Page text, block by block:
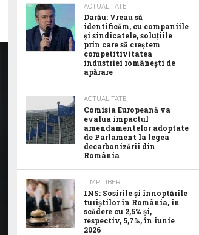
ACTUALITATE
Darău: Vreau să
identificăm, cu companiile
și sindicatele, soluțiile
prin care să creștem
competitivitatea
industriei românești de
apărare
ACTUALITATE
Comisia Europeană va
evalua impactul
amendamentelor adoptate
de Parlament la legea
decarbonizării din
România
TIMP LIBER
INS: Sosirile și înnoptările
turiștilor în România, în
scădere cu 2,5% și,
respectiv, 5,7%, în iunie
2026